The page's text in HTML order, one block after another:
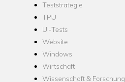
Teststrategie
TPU
UI-Tests
Website
Windows
Wirtschaft
Wissenschaft & Forschung